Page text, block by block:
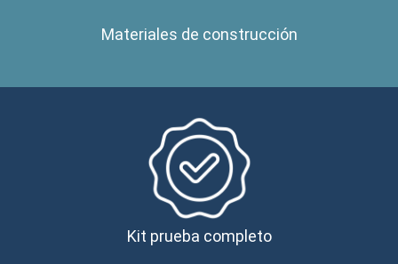
Materiales de construcción
Kit prueba completo